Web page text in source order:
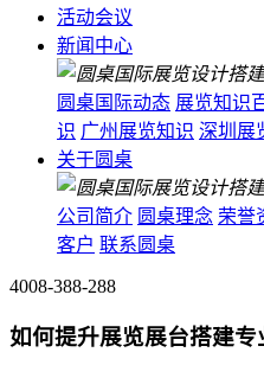
活动会议
新闻中心
圆桌国际动态 展览知识
识 广州展览知识 深圳展
关于圆桌
公司简介 圆桌理念 荣誉
客户 联系圆桌
4008-388-288
如何提升展览展台搭建